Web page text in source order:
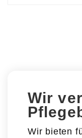
Wir
Wir bieten